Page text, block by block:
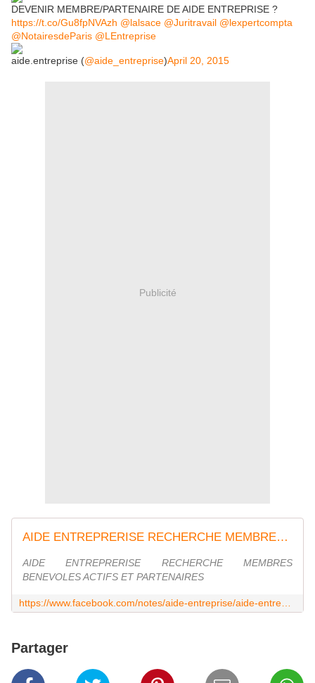
DEVENIR MEMBRE/PARTENAIRE DE AIDE ENTREPRISE ?
https://t.co/Gu8fpNVAzh @lalsace @Juritravail @lexpertcompta
@NotairesdeParis @LEntreprise
aide.entreprise (@aide_entreprise)April 20, 2015
Publicité
AIDE ENTREPRERISE RECHERCHE MEMBRES BENEVOLES ACTIFS ET PARTENAIRES
AIDE ENTREPRERISE RECHERCHE MEMBRES
BENEVOLES ACTIFS ET PARTENAIRES
Partager